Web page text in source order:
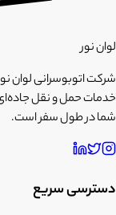
لوان نور
خدمات حمل و نقل
شما در طول سفر است.
دسترسی سریع